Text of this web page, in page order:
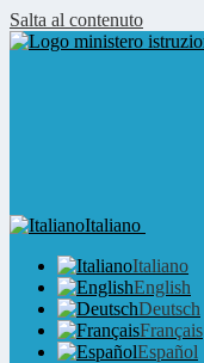
Salta al contenuto
Italiano
Italiano
English
Deutsch
Français
Español